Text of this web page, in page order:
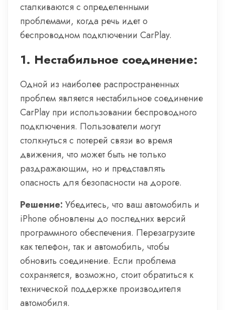
сталкиваются с определенными
проблемами, когда речь идет о
беспроводном подключении CarPlay.
1. Нестабильное соединение:
Одной из наиболее распространенных
проблем является нестабильное соединение
CarPlay при использовании беспроводного
подключения. Пользователи могут
столкнуться с потерей связи во время
движения, что может быть не только
раздражающим, но и представлять
опасность для безопасности на дороге.
Решение: Убедитесь, что ваш автомобиль и
iPhone обновлены до последних версий
программного обеспечения. Перезагрузите
как телефон, так и автомобиль, чтобы
обновить соединение. Если проблема
сохраняется, возможно, стоит обратиться к
технической поддержке производителя
автомобиля.